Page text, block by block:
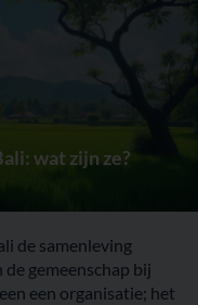
wat zijn ze?
de samenleving
gemeenschap bij
een organisatie; het